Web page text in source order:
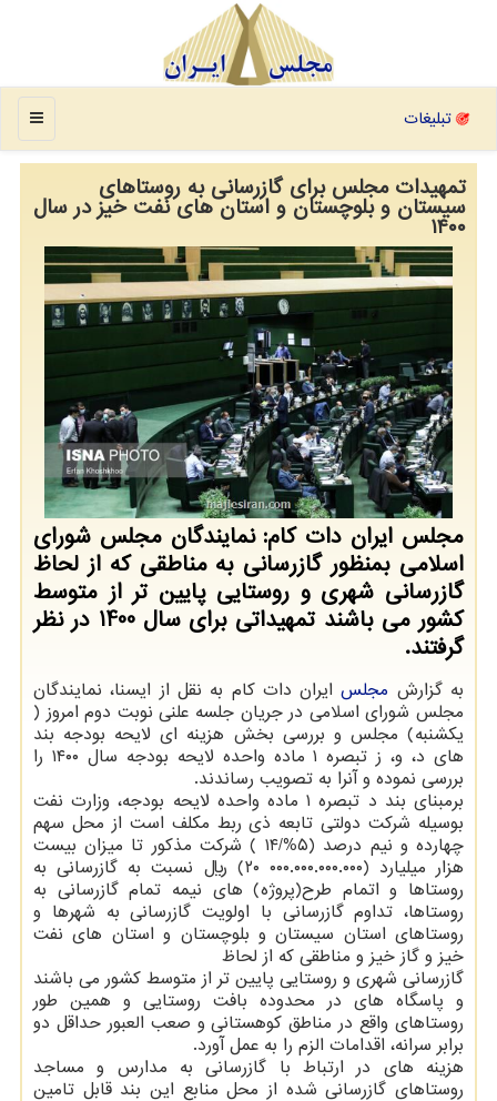
منو تبلیغات
تمهیدات مجلس برای گازرسانی به روستاهای
سیستان و بلوچستان و استان های نفت خیز در سال
۱۴۰۰
مجلس ایران دات کام: نمایندگان مجلس شورای
اسلامی بمنظور گازرسانی به مناطقی که از لحاظ
گازرسانی شهری و روستایی پایین تر از متوسط
کشور می باشند تمهیداتی برای سال 1400 در نظر
گرفتند.
به گزارش مجلسایران دات کام به نقل از ایسنا، نمایندگان
مجلس شورای اسلامی در جریان جلسه علنی نوبت دوم امروز (
یکشنبه) مجلس و بررسی بخش هزینه ای لایحه بودجه بند
های د، و، ز تبصره ۱ ماده واحده لایحه بودجه سال ۱۴۰۰ را
بررسی نموده و آنرا به تصویب رساندند.
برمبنای بند د تبصره ۱ ماده واحده لایحه بودجه، وزارت نفت
بوسیله شرکت دولتی تابعه ذی ربط مکلف است از محل سهم
چهارده و نیم درصد (۵%/۱۴ ) شرکت مذکور تا میزان بیست
هزار میلیارد (۰۰۰.۰۰۰.۰۰۰.۰۰۰ ۲۰) ریال نسبت به گازرسانی به
روستاها و اتمام طرح(پروژه) های نیمه تمام گازرسانی به
روستاها، تداوم گازرسانی با اولویت گازرسانی به شهرها و
روستاهای استان سیستان و بلوچستان و استان های نفت
خیز و گاز خیز و مناطقی که از لحاظ
گازرسانی شهری و روستایی پایین تر از متوسط کشور می باشند
و پاسگاه های در محدوده بافت روستایی و همین طور
روستاهای واقع در مناطق کوهستانی و صعب العبور حداقل دو
برابر سرانه، اقدامات الزم را به عمل آورد.
هزینه های در ارتباط با گازرسانی به مدارس و مساجد
روستاهای گازرسانی شده از محل منابع این بند قابل تامین